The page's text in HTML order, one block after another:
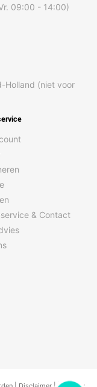
09:00 - 14:00)
Holland (niet voor
& Contact